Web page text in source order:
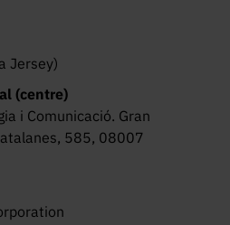
Jersey)
(centre)
i Comunicació. Gran
585, 08007